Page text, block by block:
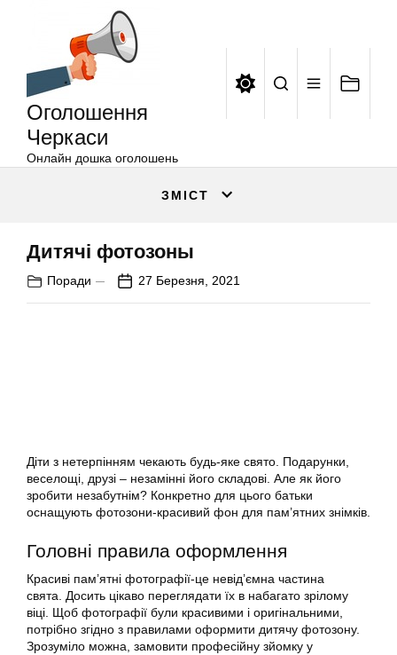
Оголошення
Черкаси
Онлайн дошка оголошень
ЗМІСТ
Дитячі фотозоны
Поради 27 Березня, 2021
Діти з нетерпінням чекають будь-яке свято. Подарунки,
веселощі, друзі – незамінні його складові. Але як його
зробити незабутнім? Конкретно для цього батьки
оснащують фотозони-красивий фон для пам’ятних знімків.
Головні правила оформлення
Красиві пам’ятні фотографії-це невід’ємна частина
свята. Досить цікаво переглядати їх в набагато зрілому
віці. Щоб фотографії були красивими і оригінальними,
потрібно згідно з правилами оформити дитячу фотозону.
Зрозуміло можна, замовити професійну зйомку у